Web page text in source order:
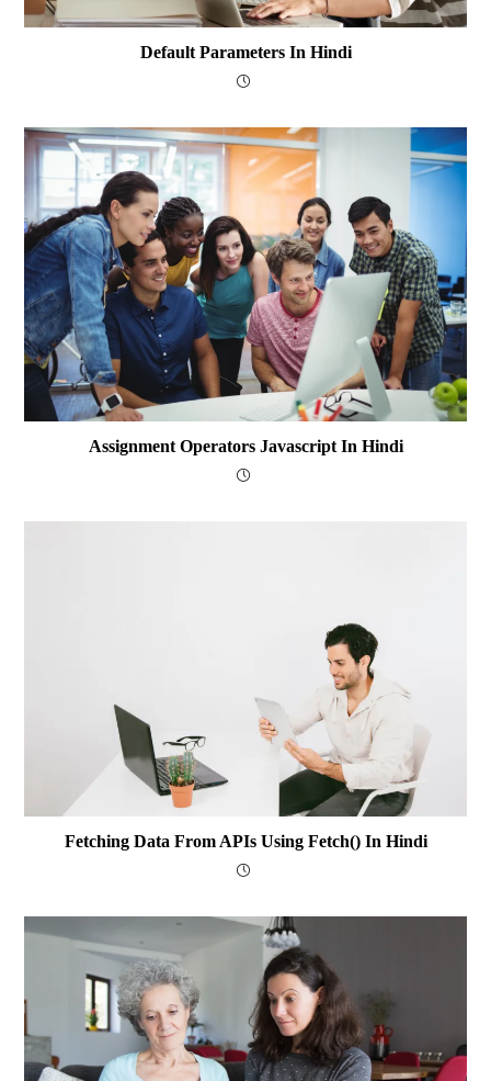
Default Parameters In Hindi
Assignment Operators Javascript In Hindi
Fetching Data From APIs Using Fetch() In Hindi